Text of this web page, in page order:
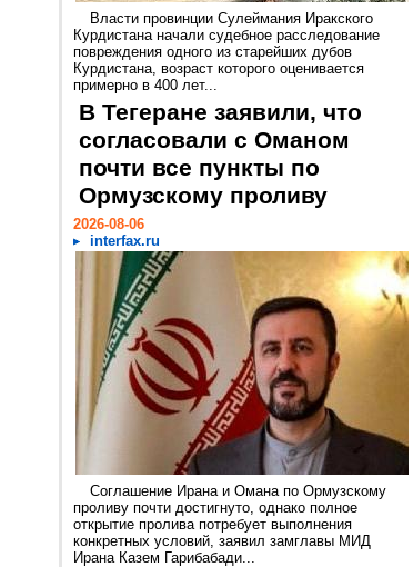
Власти провинции Сулеймания Иракского
Курдистана начали судебное расследование
повреждения одного из старейших дубов
Курдистана, возраст которого оценивается
примерно в 400 лет...
В Тегеране заявили, что
согласовали с Оманом
почти все пункты по
Ормузскому проливу
2026-08-06
interfax.ru
Соглашение Ирана и Омана по Ормузскому
проливу почти достигнуто, однако полное
открытие пролива потребует выполнения
конкретных условий, заявил замглавы МИД
Ирана Казем Гарибабади...